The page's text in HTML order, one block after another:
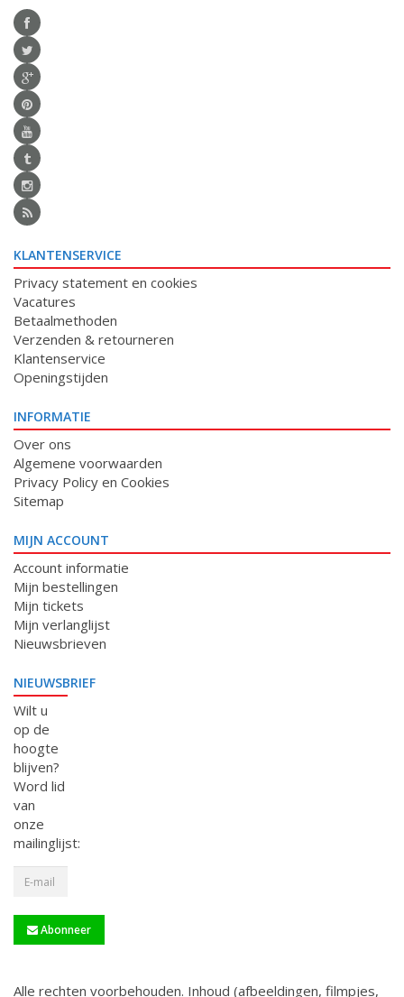
KLANTENSERVICE
Privacy statement en cookies
Vacatures
Betaalmethoden
Verzenden & retourneren
Klantenservice
Openingstijden
INFORMATIE
Over ons
Algemene voorwaarden
Privacy Policy en Cookies
Sitemap
MIJN ACCOUNT
Account informatie
Mijn bestellingen
Mijn tickets
Mijn verlanglijst
Nieuwsbrieven
NIEUWSBRIEF
Wilt u
op de
hoogte
blijven?
Word lid
van
onze
mailinglijst:
Abonneer
Alle rechten voorbehouden. Inhoud (afbeeldingen, filmpjes,